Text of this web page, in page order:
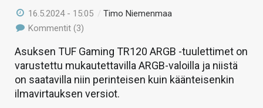
16.5.2024 - 15:05 /Timo Niemenmaa
Kommentit (3)
Asuksen TUF Gaming TR120 ARGB -tuulettimet on
varustettu mukautettavilla ARGB-valoilla ja niistä
on saatavilla niin perinteisen kuin käänteisenkin
ilmavirtauksen versiot.